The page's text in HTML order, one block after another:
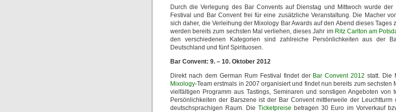
Durch die Verlegung des Bar Convents auf Dienstag und Mittwoch wurde der
Festival und Bar Convent frei für eine zusätzliche Veranstaltung. Die Macher
sich daher, die Verleihung der Mixology Bar Awards auf den Abend dieses Tages
werden bereits zum sechsten Mal verliehen, dieses Jahr im Ritz Carlton am
den verschiedenen Kategorien sind zahlreiche Persönlichkeiten aus der
Deutschland und fünf Spirituosen.
Bar Convent: 9. – 10. Oktober 2012
Direkt nach dem German Rum Festival findet der Bar Convent 2012 statt. Die
Mixology-Team erstmals in 2007 organisiert und findet nun bereits zum sechsten
vielfältigen Programm aus Tastings, Seminaren und sonstigen Angeboten von
Persönlichkeiten der Barszene ist der Bar Convent mittlerweile der Leuchtturm
deutschsprachigen Raum. DieTicketpreise betragen 30 Euro im Vorverkauf